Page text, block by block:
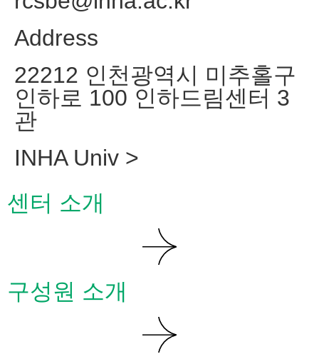
Address
22212 인천광역시 미추홀구
인하로 100 인하드림센터 3
관
INHA Univ >
센터 소개
구성원 소개